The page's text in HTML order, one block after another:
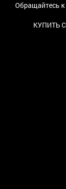
Обращайтесь
КУПИТЬ